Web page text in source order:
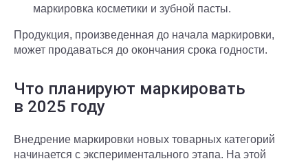
маркировка косметики и зубной пасты.
Продукция, произведенная до начала маркировки,
может продаваться до окончания срока годности.
Что планируют маркировать
в 2025 году
Внедрение маркировки новых товарных категорий
начинается с экспериментального этапа. На этой